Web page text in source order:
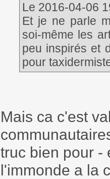
Le 2016-04-06
Et je ne parle
soi-même les
peu inspirés et
pour
Mais ca c'est
truc bien pour -
l'immonde a la